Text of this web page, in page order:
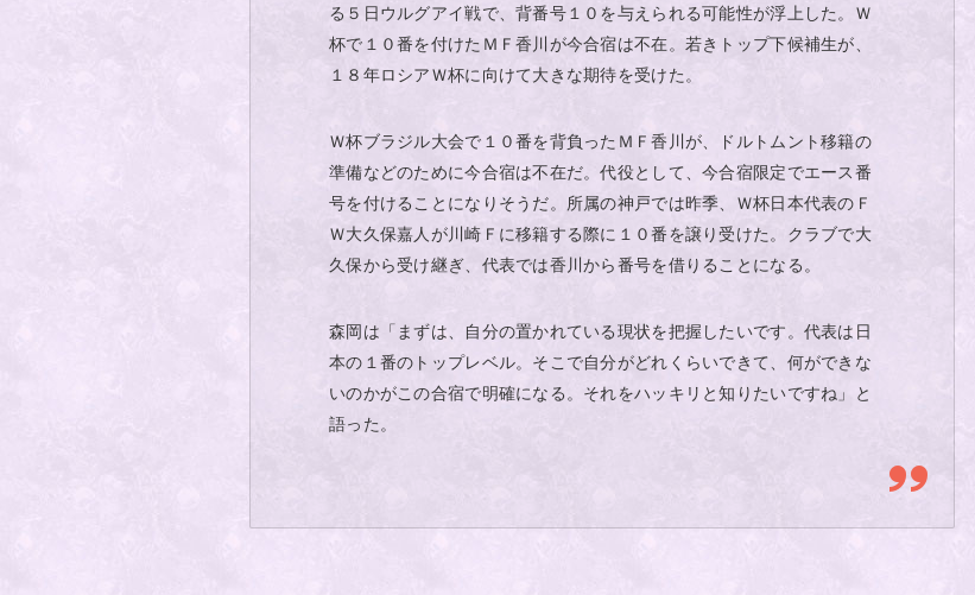
る５日ウルグアイ戦で、背番号１０を与えられる可能性が浮上した。Ｗ
杯で１０番を付けたＭＦ香川が今合宿は不在。若きトップ下候補生が、
１８年ロシアＷ杯に向けて大きな期待を受けた。
Ｗ杯ブラジル大会で１０番を背負ったＭＦ香川が、ドルトムント移籍の
準備などのために今合宿は不在だ。代役として、今合宿限定でエース番
号を付けることになりそうだ。所属の神戸では昨季、Ｗ杯日本代表のＦ
Ｗ大久保嘉人が川崎Ｆに移籍する際に１０番を譲り受けた。クラブで大
久保から受け継ぎ、代表では香川から番号を借りることになる。
森岡は「まずは、自分の置かれている現状を把握したいです。代表は日
本の１番のトップレベル。そこで自分がどれくらいできて、何ができな
いのかがこの合宿で明確になる。それをハッキリと知りたいですね」と
語った。